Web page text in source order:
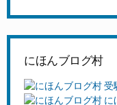
にほんブログ村